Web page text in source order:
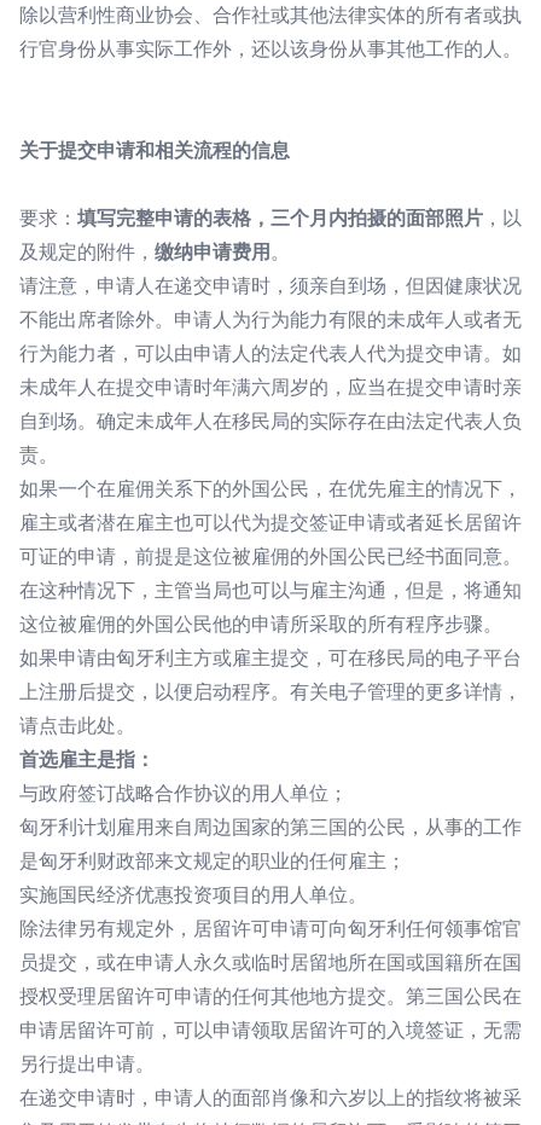
除以营利性商业协会、合作社或其他法律实体的所有者或执
行官身份从事实际工作外，还以该身份从事其他工作的人。
关于提交申请和相关流程的信息
要求： 填写完整申请的表格，三个月内拍摄的面部照片 ，以
及规定的附件， 缴纳申请费用。
请注意，申请人在递交申请时，须亲自到场，但因健康状况
不能出席者除外。申请人为行为能力有限的未成年人或者无
行为能力者，可以由申请人的法定代表人代为提交申请。如
未成年人在提交申请时年满六周岁的，应当在提交申请时亲
自到场。确定未成年人在移民局的实际存在由法定代表人负
责。
如果一个在雇佣关系下的外国公民，在优先雇主的情况下，
雇主或者潜在雇主也可以代为提交签证申请或者延长居留许
可证的申请，前提是这位被雇佣的外国公民已经书面同意。
在这种情况下，主管当局也可以与雇主沟通，但是，将通知
这位被雇佣的外国公民他的申请所采取的所有程序步骤。
如果申请由匈牙利主方或雇主提交，可在移民局的电子平台
上注册后提交，以便启动程序。有关电子管理的更多详情，
请点击此处。
首选雇主是指：
与政府签订战略合作协议的用人单位；
匈牙利计划雇用来自周边国家的第三国的公民，从事的工作
是匈牙利财政部来文规定的职业的任何雇主；
实施国民经济优惠投资项目的用人单位。
除法律另有规定外，居留许可申请可向匈牙利任何领事馆官
员提交，或在申请人永久或临时居留地所在国或国籍所在国
授权受理居留许可申请的任何其他地方提交。第三国公民在
申请居留许可前，可以申请领取居留许可的入境签证，无需
另行提出申请。
在递交申请时，申请人的面部肖像和六岁以上的指纹将被采